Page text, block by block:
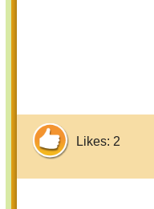
Likes: 2